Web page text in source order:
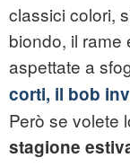
classici colori,
biondo, il rame
aspettate a
corti, il bob
Però se volete
stagione